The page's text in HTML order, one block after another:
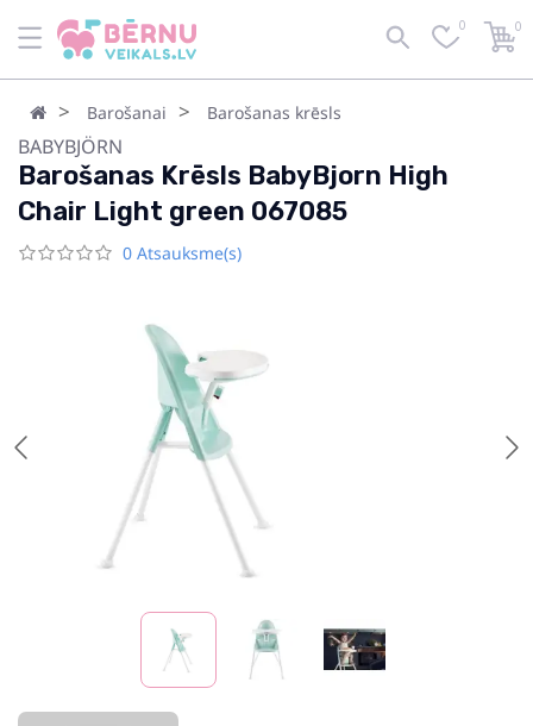
0 0
Barošanai Barošanas krēsls
BABYBJÖRN
Barošanas Krēsls BabyBjorn High
Chair Light green 067085
0 Atsauksme(s)